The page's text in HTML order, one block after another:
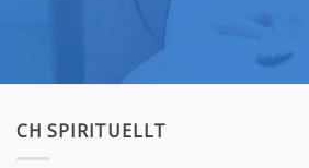
CH SPIRITUELLT